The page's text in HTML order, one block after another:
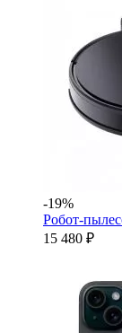
-19%
Робот-
15 480 ₽